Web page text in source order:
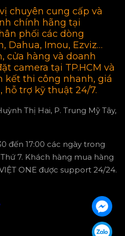
chuyên cung cấp và
chính hãng tại
phối các dòng
Dahua, Imou, Ezviz…
cửa hàng và doanh
camera tại TP.HCM và
kết thi công nhanh, giá
hỗ trợ kỹ thuật 24/7.
Thị Hai, P. Trung Mỹ Tây,
đến 17:00 các ngày trong
7. Khách hàng mua hàng
ONE được support 24/24.